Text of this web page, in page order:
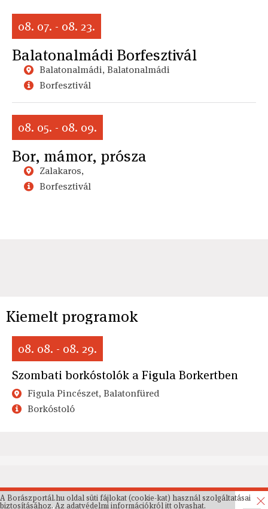
08. 07. - 08. 23.
Balatonalmádi Borfesztivál
Balatonalmádi, Balatonalmádi
Borfesztivál
08. 05. - 08. 09.
Bor, mámor, prósza
Zalakaros,
Borfesztivál
Kiemelt programok
08. 08. - 08. 29.
Szombati borkóstolók a Figula Borkertben
Figula Pincészet, Balatonfüred
Borkóstoló
A Borászportál.hu oldal süti fájlokat (cookie-kat) használ szolgáltatásai
biztosításához. Az adatvédelmi információkrólitt olvashat.